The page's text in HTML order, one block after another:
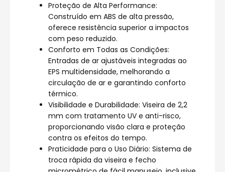
Proteção de Alta Performance:
Construído em ABS de alta pressão,
oferece resistência superior a impactos
com peso reduzido.
Conforto em Todas as Condições:
Entradas de ar ajustáveis integradas ao
EPS multidensidade, melhorando a
circulação de ar e garantindo conforto
térmico.
Visibilidade e Durabilidade: Viseira de 2,2
mm com tratamento UV e anti-risco,
proporcionando visão clara e proteção
contra os efeitos do tempo.
Praticidade para o Uso Diário: Sistema de
troca rápida da viseira e fecho